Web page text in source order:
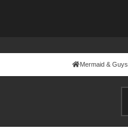
Mermaid & Guys